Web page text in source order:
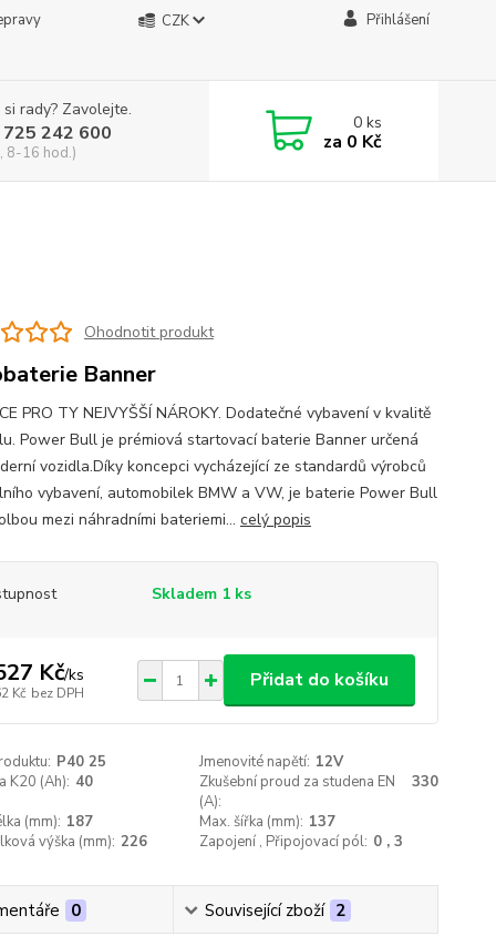
CZK Přihlášení
rady? Zavolejte.
242 600
8-16 hod.)
0ks
za 0 Kč
Ohodnotit produkt
Banner
PRO TY NEJVYŠŠÍ NÁROKY. Dodatečné vybavení v kvalitě
Power Bull je prémiová startovací baterie Banner určená
vozidla.Díky koncepci vycházející ze standardů výrobců
vybavení, automobilek BMW a VW, je baterie Power Bull
mezi náhradními bateriemi... celý popis
Skladem 1 ks
Kč/ks
Kč bez DPH
Přidat do košíku
P40 25 Jmenovité napětí: 12V
K20 (Ah): 40
Zkušební proud za studena EN
(A):
330
(mm): 187 Max. šířka (mm): 137
výška (mm): 226 Zapojení , Připojovací pól: 0 , 3
0 Související zboží 2